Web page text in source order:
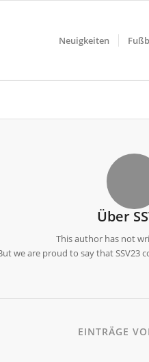
Neuigkeiten
Über
This author has not
we are proud to say thatSSV23
EINTRÄGE